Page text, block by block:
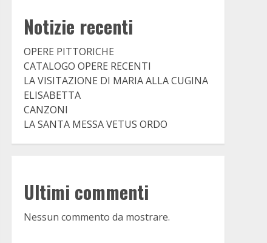
Notizie recenti
OPERE PITTORICHE
CATALOGO OPERE RECENTI
LA VISITAZIONE DI MARIA ALLA CUGINA
ELISABETTA
CANZONI
LA SANTA MESSA VETUS ORDO
Ultimi commenti
Nessun commento da mostrare.